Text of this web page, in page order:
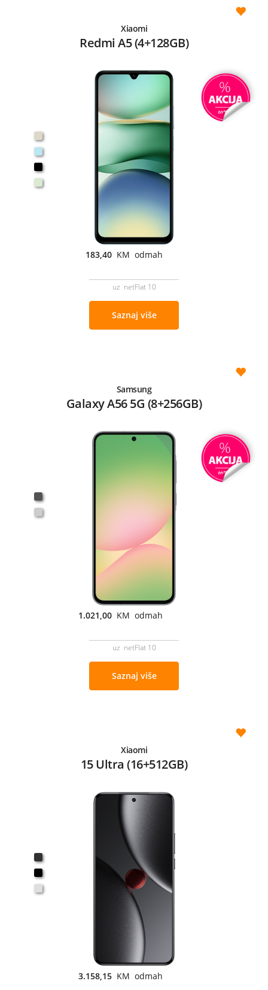
Xiaomi
Redmi A5 (4+128GB)
183,40 KM odmah
uz netFlat 10
Saznaj više
Samsung
Galaxy A56 5G (8+256GB)
1.021,00 KM odmah
uz netFlat 10
Saznaj više
Xiaomi
15 Ultra (16+512GB)
3.158,15 KM odmah